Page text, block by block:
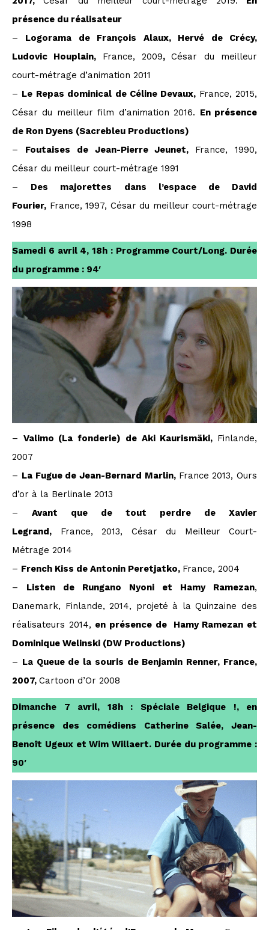
présence du réalisateur
– Logorama de François Alaux, Hervé de Crécy,
Ludovic Houplain, France, 2009,César du meilleur
court-métrage d’animation 2011
– Le Repas dominical de Céline Devaux, France, 2015,
César du meilleur film d’animation 2016. En présence
de Ron Dyens (Sacrebleu Productions)
– Foutaises de Jean-Pierre Jeunet, France, 1990,
César du meilleur court-métrage 1991
– Des majorettes dans l’espace de David
Fourier, France, 1997, César du meilleur court-métrage
1998
Samedi 6 avril 4, 18h : Programme Court/Long. Durée
du programme : 94′
– Valimo (La fonderie) de Aki Kaurismäki, Finlande,
2007
– La Fugue de Jean-Bernard Marlin, France 2013, Ours
d’or à la Berlinale 2013
– Avant que de tout perdre de Xavier
Legrand, France, 2013, César du Meilleur Court-
Métrage 2014
– French Kiss de Antonin Peretjatko, France, 2004
– Listen de Rungano Nyoni et Hamy Ramezan,
Danemark, Finlande, 2014, projeté à la Quinzaine des
réalisateurs 2014, en présence de Hamy Ramezan et
Dominique Welinski (DW Productions)
– La Queue de la souris de Benjamin Renner, France,
2007, Cartoon d’Or 2008
Dimanche 7 avril, 18h : Spéciale Belgique !, en
présence des comédiens Catherine Salée, Jean-
Benoît Ugeux et Wim Willaert. Durée du programme :
90′